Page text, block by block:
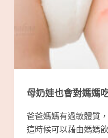
母奶娃也會對媽媽
爸爸媽媽有過敏體質
這時候可以藉由媽媽